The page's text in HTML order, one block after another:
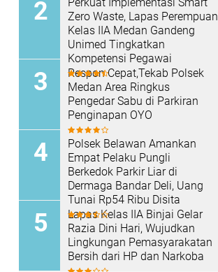
Perkuat Implementasi Smart
Zero Waste, Lapas Perempuan
Kelas IIA Medan Gandeng
Unimed Tingkatkan
Kompetensi Pegawai
Respon Cepat,Tekab Polsek
Medan Area Ringkus
Pengedar Sabu di Parkiran
Penginapan OYO
Polsek Belawan Amankan
Empat Pelaku Pungli
Berkedok Parkir Liar di
Dermaga Bandar Deli, Uang
Tunai Rp54 Ribu Disita
Lapas Kelas IIA Binjai Gelar
Razia Dini Hari, Wujudkan
Lingkungan Pemasyarakatan
Bersih dari HP dan Narkoba